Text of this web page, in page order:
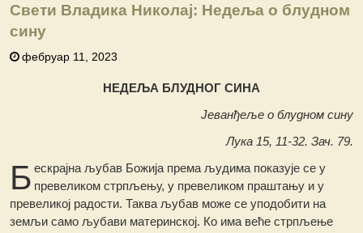
Свети Владика Николај: Недеља o блудном
сину
фебруар 11, 2023
НЕДЕЉА БЛУДНОГ СИНА
Јеванђеље о блудном сину
Лука 15, 11-32. Зач. 79.
Б ескрајна љубав Божија према људима показује се у
превеликом стрпљењу, у превеликом праштању и у
превеликој радости. Таква љубав може се уподобити на
земљи само љубави материнској. Ко има веће стрпљење